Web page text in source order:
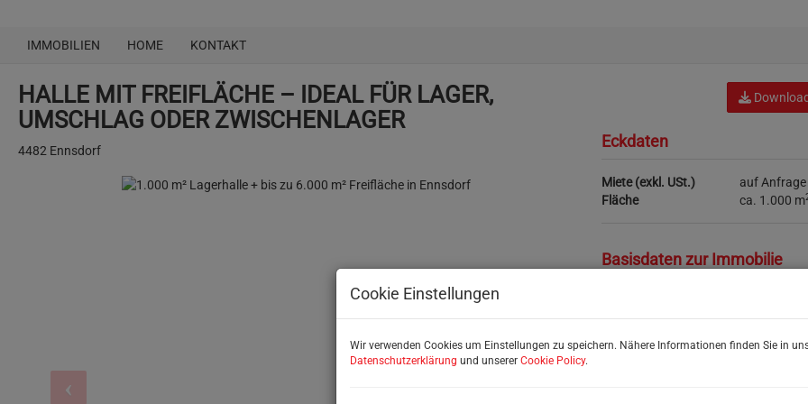
IMMOBILIEN HOME KONTAKT
HALLE MIT FREIFLÄCHE – IDEAL FÜR LAGER,
UMSCHLAG ODER ZWISCHENLAGER
4482 Ennsdorf Eckdaten
Miete (exkl. USt.)
auf Anfrage
Fläche
ca. 1.000 m
Basisdaten zur Immobilie
Vermarktungsart
Miete
Cookie Einstellungen
Wir verwenden Cookies um Einstellungen zu speichern. Nähere Informationen finden Sie in
Datenschutzerklärung und unserer Cookie Policy.